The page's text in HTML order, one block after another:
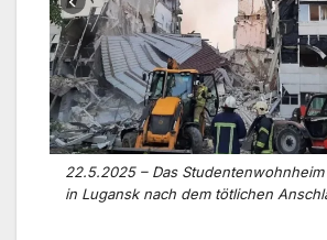
22.5.2025 – Das
in Lugansk nach dem tötlichen